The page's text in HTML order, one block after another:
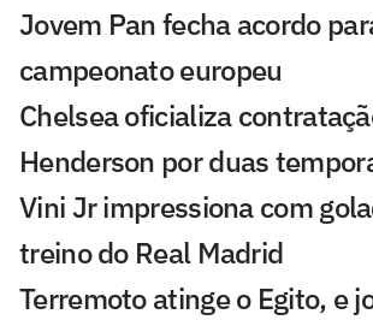
Jovem Pan fecha acordo
campeonato europeu
Chelsea oficializa
Henderson por duas
Vini Jr impressiona com
treino do Real Madrid
Terremoto atinge o Egito, e